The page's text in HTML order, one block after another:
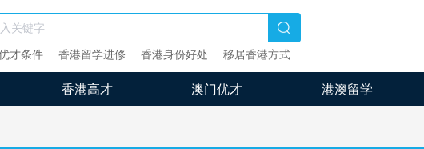
才条件 香港留学进修 香港身份好处 移居香港方式
香港高才 澳门优才 港澳留学